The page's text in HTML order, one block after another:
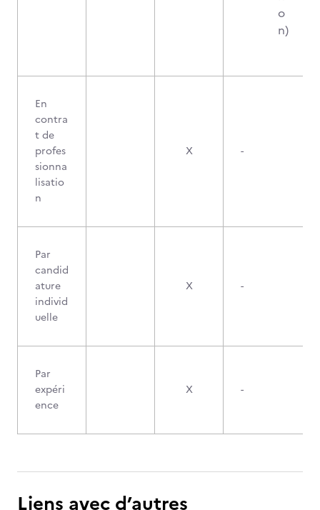
o
n)
En
contra
t de
profes
sionna
lisatio
n
X -
Par
candid
ature
individ
uelle
X -
Par
expéri
ence
X -
Liens avec d’autres